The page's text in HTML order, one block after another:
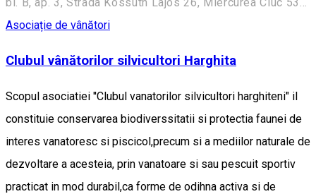
Asociație de vânători
Clubul vânătorilor silvicultori Harghita
Scopul asociatiei ''Clubul vanatorilor silvicultori harghiteni" il
constituie conservarea biodiverssitatii si protectia faunei de
interes vanatoresc si piscicol,precum si a mediilor naturale de
dezvoltare a acesteia, prin vanatoare si sau pescuit sportiv
practicat in mod durabil,ca forme de odihna activa si de